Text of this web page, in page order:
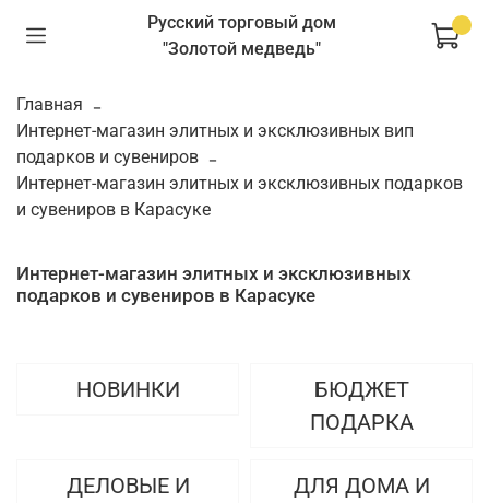
Русский торговый дом
"Золотой медведь"
Главная
Интернет-магазин элитных и эксклюзивных вип
подарков и сувениров
Интернет-магазин элитных и эксклюзивных подарков
и сувениров в Карасуке
Интернет-магазин элитных и эксклюзивных
подарков и сувениров в Карасуке
НОВИНКИ
БЮДЖЕТ
ПОДАРКА
ДЕЛОВЫЕ И
ДЛЯ ДОМА И